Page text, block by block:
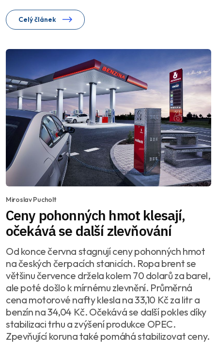
Celý článek
Miroslav Pucholt
Ceny pohonných hmot klesají,
očekává se další zlevňování
Od konce června stagnují ceny pohonných hmot
na českých čerpacích stanicích. Ropa brent se
většinu července držela kolem 70 dolarů za barel,
ale poté došlo k mírnému zlevnění. Průměrná
cena motorové nafty klesla na 33,10 Kč za litr a
benzín na 34,04 Kč. Očekává se další pokles díky
stabilizaci trhu a zvýšení produkce OPEC.
Zpevňující koruna také pomáhá stabilizovat ceny.